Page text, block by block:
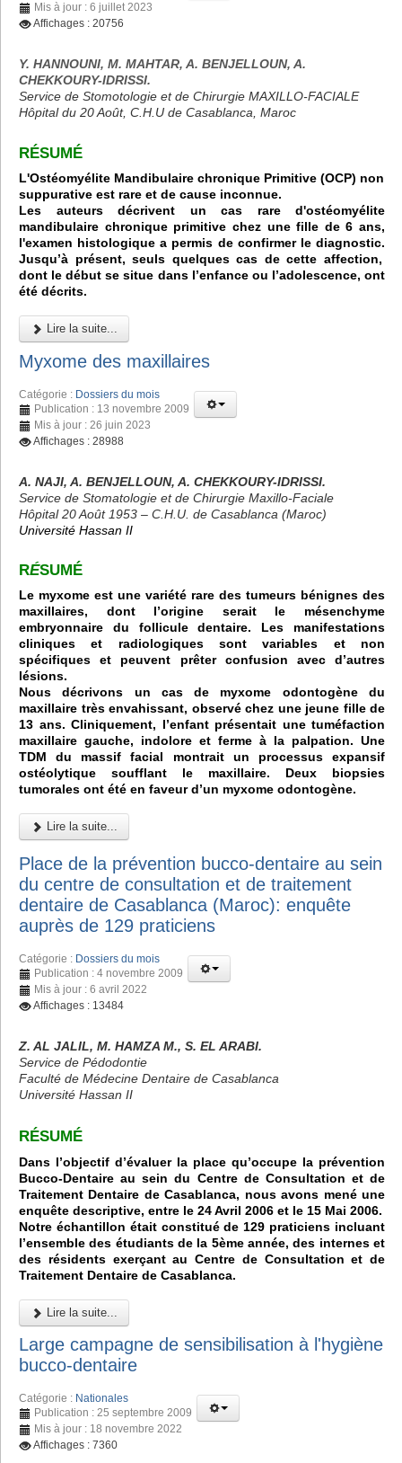
Mis à jour : 6 juillet 2023
Affichages : 20756
Y. HANNOUNI, M. MAHTAR, A. BENJELLOUN, A.
CHEKKOURY-IDRISSI.
Service de Stomotologie et de Chirurgie MAXILLO-FACIALE
Hôpital du 20 Août, C.H.U de Casablanca, Maroc
RÉSUMÉ
L'Ostéomyélite Mandibulaire chronique Primitive (OCP) non
suppurative est rare et de cause inconnue.
Les auteurs décrivent un cas rare d'ostéomyélite
mandibulaire chronique primitive chez une fille de 6 ans,
l'examen histologique a permis de confirmer le diagnostic.
Jusqu’à présent, seuls quelques cas de cette affection,
dont le début se situe dans l’enfance ou l’adolescence, ont
été décrits.
Lire la suite...
Myxome des maxillaires
Catégorie : Dossiers du mois
Publication : 13 novembre 2009
Mis à jour : 26 juin 2023
Affichages : 28988
A. NAJI, A. BENJELLOUN, A. CHEKKOURY-IDRISSI.
Service de Stomatologie et de Chirurgie Maxillo-Faciale
Hôpital 20 Août 1953 – C.H.U. de Casablanca (Maroc)
Université Hassan II
RÉSUMÉ
Le myxome est une variété rare des tumeurs bénignes des
maxillaires, dont l’origine serait le mésenchyme
embryonnaire du follicule dentaire. Les manifestations
cliniques et radiologiques sont variables et non
spécifiques et peuvent prêter confusion avec d’autres
lésions.
Nous décrivons un cas de myxome odontogène du
maxillaire très envahissant, observé chez une jeune fille de
13 ans. Cliniquement, l’enfant présentait une tuméfaction
maxillaire gauche, indolore et ferme à la palpation. Une
TDM du massif facial montrait un processus expansif
ostéolytique soufflant le maxillaire. Deux biopsies
tumorales ont été en faveur d’un myxome odontogène.
Lire la suite...
Place de la prévention bucco-dentaire au sein
du centre de consultation et de traitement
dentaire de Casablanca (Maroc): enquête
auprès de 129 praticiens
Catégorie : Dossiers du mois
Publication : 4 novembre 2009
Mis à jour : 6 avril 2022
Affichages : 13484
Z. AL JALIL, M. HAMZA M., S. EL ARABI.
Service de Pédodontie
Faculté de Médecine Dentaire de Casablanca
Université Hassan II
RÉSUMÉ
Dans l’objectif d’évaluer la place qu’occupe la prévention
Bucco-Dentaire au sein du Centre de Consultation et de
Traitement Dentaire de Casablanca, nous avons mené une
enquête descriptive, entre le 24 Avril 2006 et le 15 Mai 2006.
Notre échantillon était constitué de 129 praticiens incluant
l’ensemble des étudiants de la 5ème année, des internes et
des résidents exerçant au Centre de Consultation et de
Traitement Dentaire de Casablanca.
Lire la suite...
Large campagne de sensibilisation à l'hygiène
bucco-dentaire
Catégorie : Nationales
Publication : 25 septembre 2009
Mis à jour : 18 novembre 2022
Affichages : 7360